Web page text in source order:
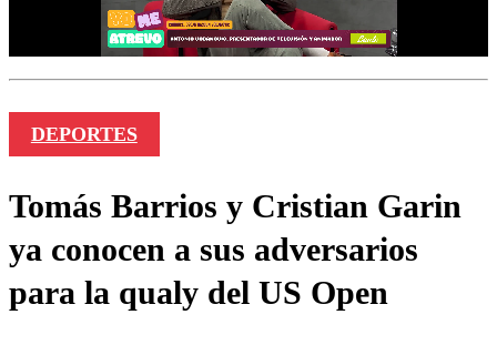
DEPORTES
Tomás Barrios y Cristian Garin
ya conocen a sus adversarios
para la qualy del US Open